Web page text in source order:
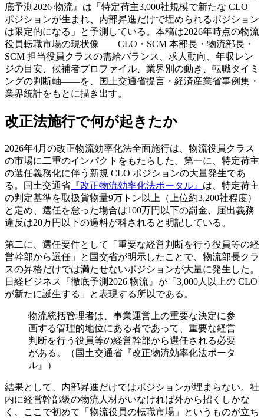
底予測2026 物流』は「特定荷主3,000社規模で新たな CLO
ポジションが生まれ、内部昇進だけで埋められるポジション
は限定的になる」と予測している。本稿は2026年時点の物流
役員転職市場の現状像——CLO・SCM 本部長・物流部長・
SCM 担当役員クラスの需給バランス、求人動向、年収レン
ジの目安、候補者プロファイル、業界別の動き、転職タイミ
ングの判断軸——を、国土交通省提言・経済産業省事例集・
業界統計をもとに描き出す。
改正法施行で何が起きたか
2026年4月の改正物流効率化法全面施行は、物流役員クラス
の市場に二重のインパクトをもたらした。第一に、特定荷主
の選任義務化に伴う新規 CLO ポジションの大量発生であ
る。国土交通省 『改正物流効率化法ポータル』 は、特定荷主
の判定基準を取扱貨物量9万トン以上（上位約3,200社程度）
と定め、選任を怠った場合は100万円以下の罰金、届出義務
違反は20万円以下の過料が科されると明記している。
第二に、選任要件として「重要な経営判断を行う役員等の経
営幹部から選任」と国交省が明示したことで、物流部長クラ
スの昇格だけでは満たせないポジションが大量に発生した。
日経ビジネス『徹底予測2026 物流』が「3,000人以上の CLO
が新たに誕生する」と表現する所以である。
物流統括管理者は、事業運営上の重要な決定に参
画する管理的地位にある者であって、重要な経営
判断を行う役員等の経営幹部から選任される必要
がある。（国土交通省『改正物流効率化法ポータ
ル』）
結果として、内部昇進だけではポジションが埋まらない。社
内に経営幹部級の物流人材がいなければ外から招くしかな
く、ここで初めて「物流役員の転職市場」というものが立ち